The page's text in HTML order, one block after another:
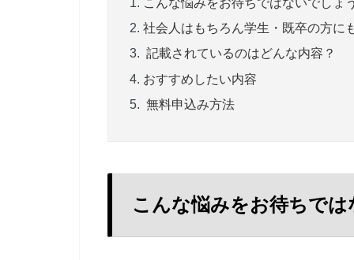
社会人はもちろん学生・既卒の方に
記載されているのはどんな内容？
おすすめしたい内容
無料申込み方法
こんな悩みをお待ちで